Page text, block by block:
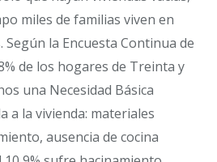
miles de familias viven en
la Encuesta Continua de
de los hogares de Treinta y
una Necesidad Básica
a la vivienda: materiales
ausencia de cocina